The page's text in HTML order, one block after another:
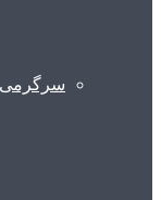
سرگرمی